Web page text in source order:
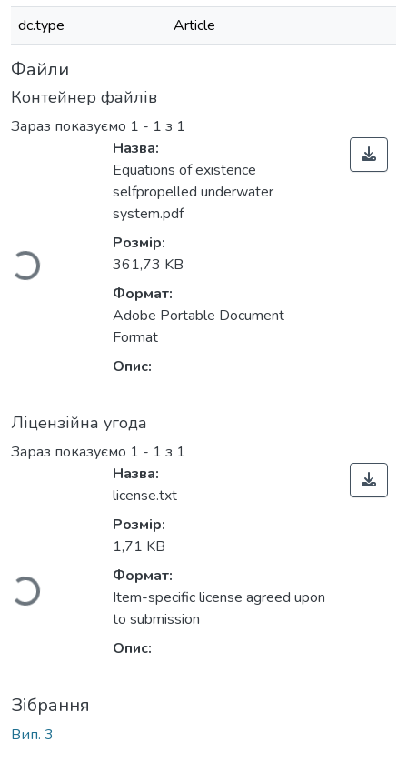
dc.type
Article
Файли
Контейнер файлів
Зараз показуємо 1 - 1 з 1
Вантажиться...
Назва:
Equations of existence
selfpropelled underwater
system.pdf
Розмір:
361,73 KB
Формат:
Adobe Portable Document
Format
Опис:
Ліцензійна угода
Зараз показуємо 1 - 1 з 1
Вантажиться...
Назва:
license.txt
Розмір:
1,71 KB
Формат:
Item-specific license agreed upon
to submission
Опис:
Зібрання
Вип. 3